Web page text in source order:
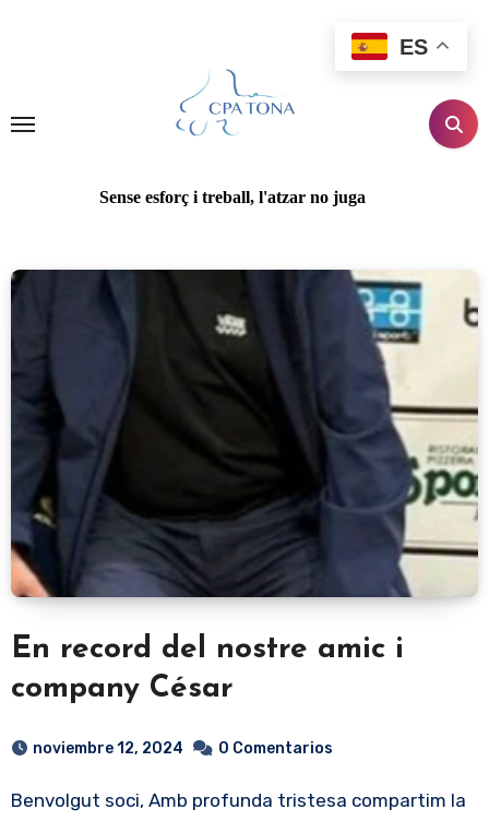
Sense esforç i treball, l'atzar no juga
En record del nostre amic i
company César
noviembre 12, 2024 0 Comentarios
Benvolgut soci, Amb profunda tristesa compartim la
ES